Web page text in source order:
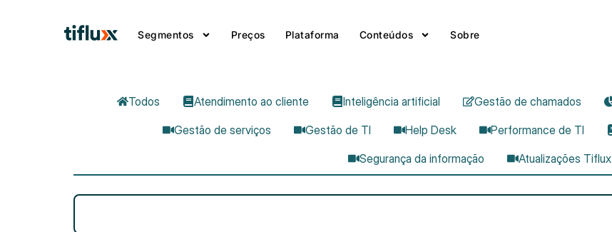
Segmentos Preços Plataforma Conteúdos Sobre
Todos Atendimento ao cliente Inteligência artificial Gestão de chamados
Gestão de serviços
Gestão de TI Help Desk Performance de TI
Segurança da informação
Atualizações Tiflux